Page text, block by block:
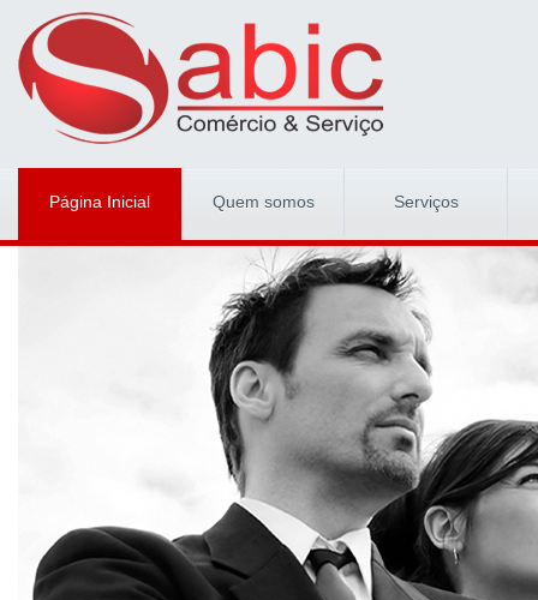
Página Inicial Quem somos Serviços